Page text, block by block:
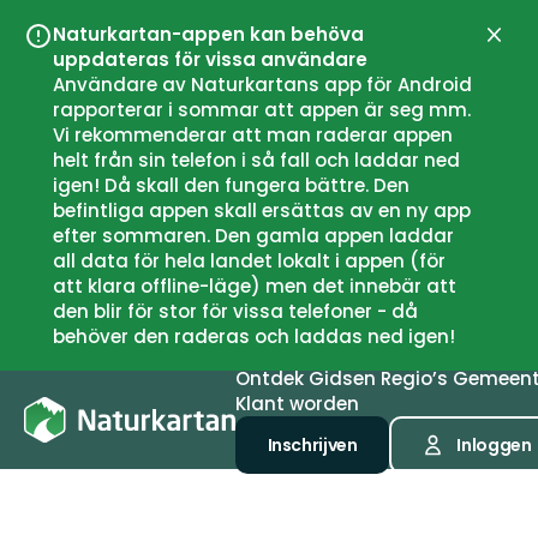
Naturkartan-appen kan behöva
uppdateras för vissa användare
Användare av Naturkartans app för Android
rapporterar i sommar att appen är seg mm.
Vi rekommenderar att man raderar appen
helt från sin telefon i så fall och laddar ned
igen! Då skall den fungera bättre. Den
befintliga appen skall ersättas av en ny app
efter sommaren. Den gamla appen laddar
all data för hela landet lokalt i appen (för
att klara offline-läge) men det innebär att
den blir för stor för vissa telefoner - då
behöver den raderas och laddas ned igen!
OntdekGidsenRegio’s
Klant worden
Inschrijven Inloggen